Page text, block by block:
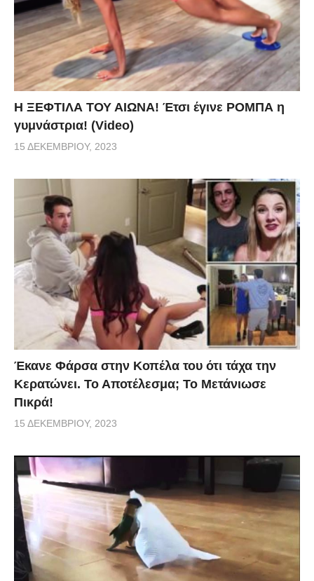
Η ΞΕΦΤΙΛΑ ΤΟΥ ΑΙΩΝΑ! Έτσι έγινε ΡΟΜΠΑ η
γυμνάστρια! (Video)
15 ΔΕΚΕΜΒΡΊΟΥ, 2023
Έκανε Φάρσα στην Κοπέλα του ότι τάχα την
Κερατώνει. Το Αποτέλεσμα; Το Μετάνιωσε
Πικρά!
15 ΔΕΚΕΜΒΡΊΟΥ, 2023